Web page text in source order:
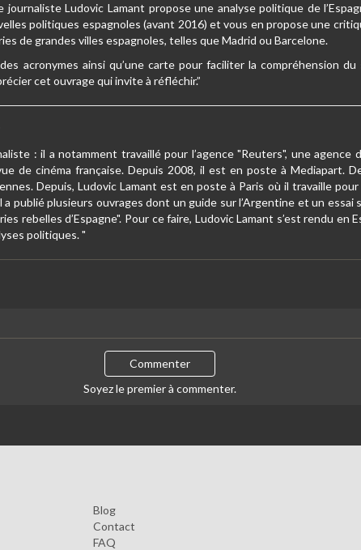
journaliste Ludovic Lamant propose une analyse politique de
politiques espagnoles (avant 2016) et vous en propose une
de grandes villes espagnoles, telles que Madrid ou Barcelone.
acronymes ainsi qu’une carte pour faciliter la compréhension
cet ouvrage qui invite à réfléchir.”
: il a notamment travaillé pour l’agence "Reuters", une agence
de cinéma française. Depuis 2008, il est en poste à Mediapart.
Depuis, Ludovic Lamant est en poste à Paris où il travaille
publié plusieurs ouvrages dont un guide sur l’Argentine et un
rebelles d’Espagne". Pour ce faire, Ludovic Lamant s’est rendu en
politiques. "
Commenter
Soyez le premier à commenter.
Blog
Contact
FAQ